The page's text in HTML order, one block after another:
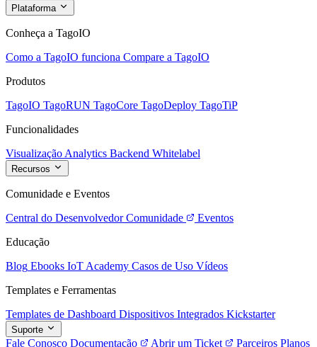
Plataforma
Conheça a TagoIO
Como a TagoIO funciona Compare a TagoIO
Produtos
TagoIO TagoRUN TagoCore TagoDeploy TagoTiP
Funcionalidades
Visualização Analytics Backend Whitelabel
Recursos
Comunidade e Eventos
Central do Desenvolvedor Comunidade
Eventos
Educação
Blog Ebooks IoT Academy Casos de Uso Vídeos
Templates e Ferramentas
Templates de Dashboard Dispositivos Integrados Kickstarter
Suporte
Fale Conosco Documentação Abrir um Ticket Parceiros Planos